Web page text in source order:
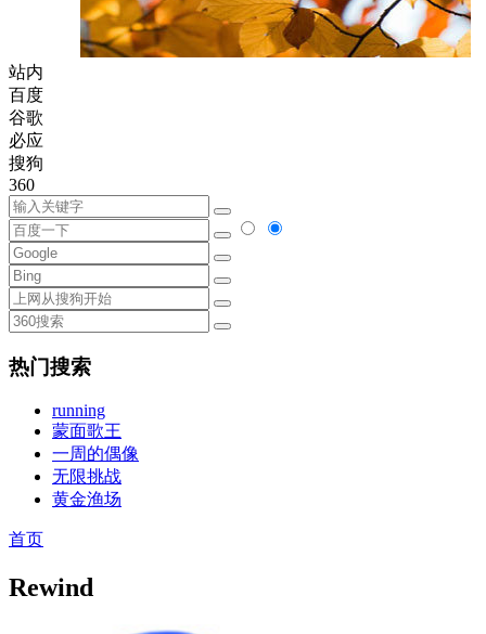
站内
百度
谷歌
必应
搜狗
360
热门搜索
running
蒙面歌王
一周的偶像
无限挑战
黄金渔场
首页
Rewind